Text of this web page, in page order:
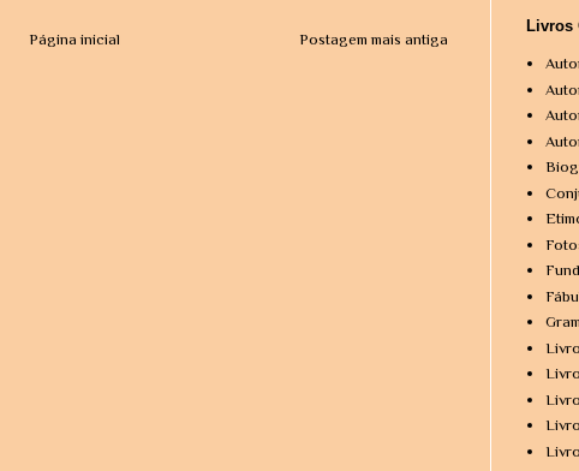
Postagem mais antiga
Página inicial
Livros